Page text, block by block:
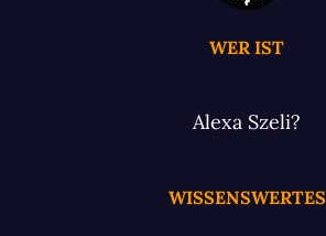
WER IST
Alexa Szeli?
WISSENSWERTES